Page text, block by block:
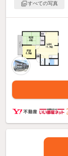
すべての写真